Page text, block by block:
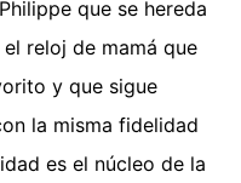
que se hereda
reloj de mamá que
y que sigue
la misma fidelidad
es el núcleo de la